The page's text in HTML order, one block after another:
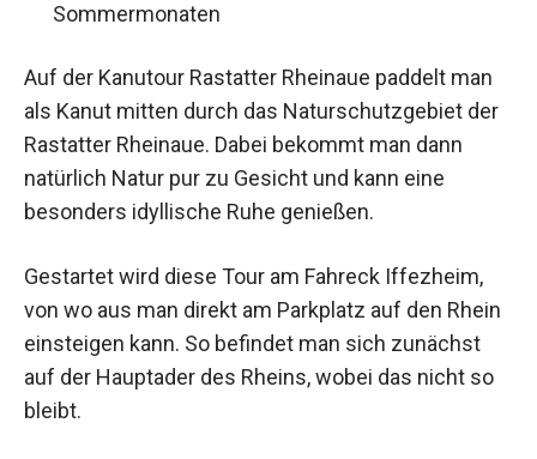
Sommermonaten
Auf der Kanutour Rastatter Rheinaue paddelt man
als Kanut mitten durch das Naturschutzgebiet der
Rastatter Rheinaue. Dabei bekommt man dann
natürlich Natur pur zu Gesicht und kann eine
besonders idyllische Ruhe genießen.
Gestartet wird diese Tour am Fahreck Iffezheim,
von wo aus man direkt am Parkplatz auf den Rhein
einsteigen kann. So befindet man sich zunächst
auf der Hauptader des Rheins, wobei das nicht so
bleibt.